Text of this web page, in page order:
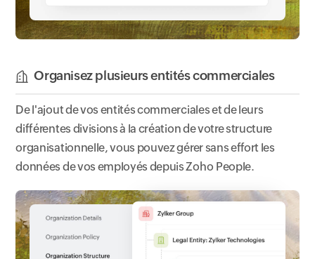
Organisez plusieurs entités commerciales
De l'ajout de vos entités commerciales et de leurs
différentes divisions à la création de votre structure
organisationnelle, vous pouvez gérer sans effort les
données de vos employés depuis Zoho People.